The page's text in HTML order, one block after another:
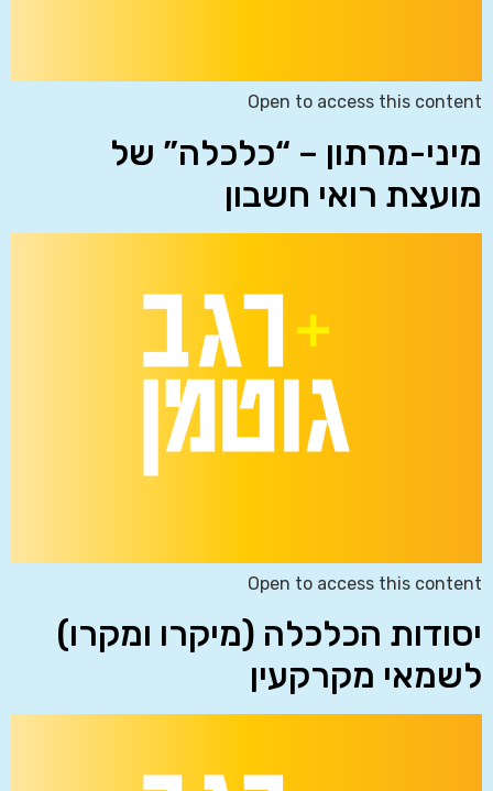
Open to access this content
מיני-מרתון – “כלכלה” של
מועצת רואי חשבון
Open to access this content
יסודות הכלכלה (מיקרו ומקרו)
לשמאי מקרקעין